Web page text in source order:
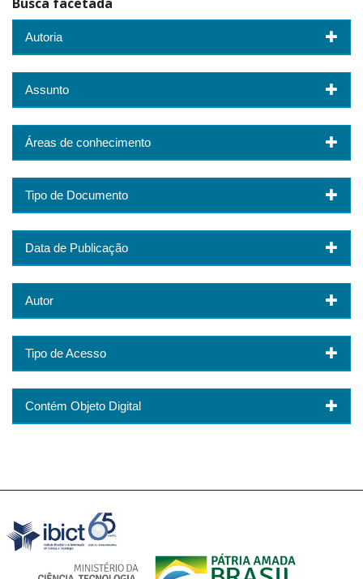
Autoria
Assunto
Áreas de conhecimento
Tipo de Documento
Data de Publicação
Autor
Tipo de Acesso
Contém Objeto Digital